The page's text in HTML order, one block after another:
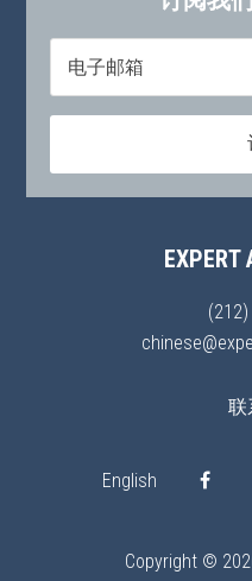
EXPERT
联
English
Copyright ©